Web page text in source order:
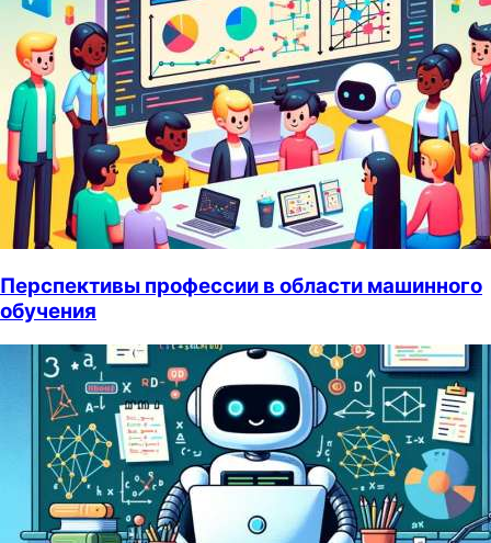
Перспективы профессии в области машинного
обучения